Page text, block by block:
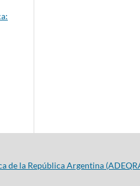
de la República Argentina